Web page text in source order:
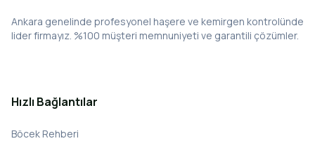
Ankara genelinde profesyonel haşere ve kemirgen kontrolünde
lider firmayız. %100 müşteri memnuniyeti ve garantili çözümler.
Hızlı Bağlantılar
Böcek Rehberi